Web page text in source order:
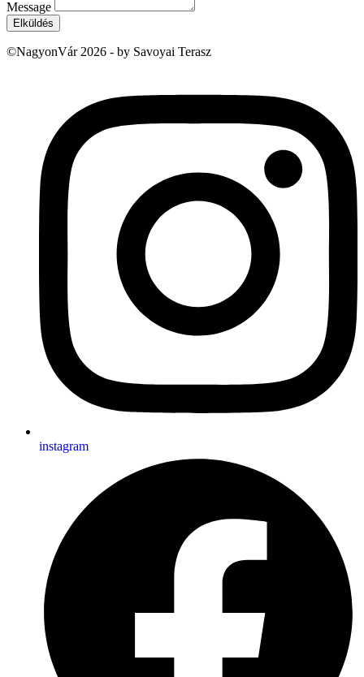
Message
Elküldés
©NagyonVár 2026 - by Savoyai Terasz
instagram